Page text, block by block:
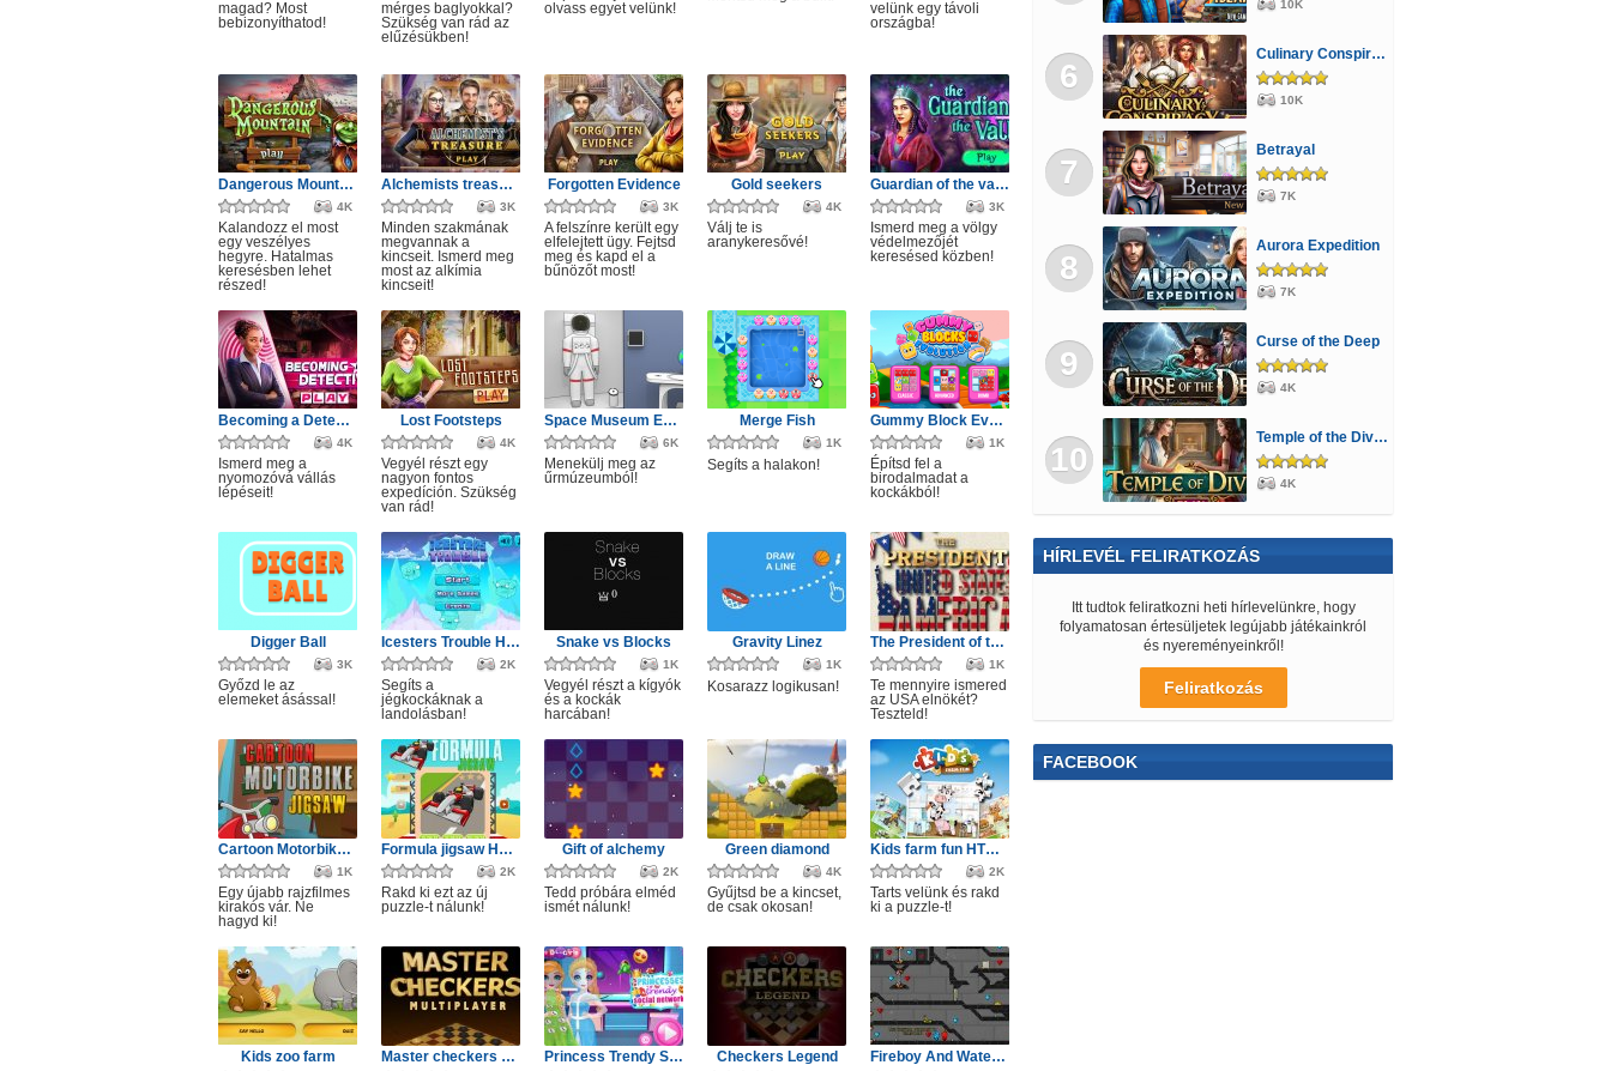
magad? Most
bebizonyíthatod!
mérges baglyokkal?
Szükség van rád az
elűzésükben!
olvass egyet velünk!
velünk egy távoli
országba!
Dangerous Mountain
4K
Kalandozz el most
egy veszélyes
hegyre. Hatalmas
keresésben lehet
részed!
Alchemists treasure
3K
Minden szakmának
megvannak a
kincseit. Ismerd meg
most az alkímia
kincseit!
Forgotten Evidence
3K
A felszínre került egy
elfelejtett ügy. Fejtsd
meg és kapd el a
bűnözőt most!
Gold seekers
4K
Válj te is
aranykeresővé!
Guardian of the valley
3K
Ismerd meg a völgy
védelmezőjét
keresésed közben!
Becoming a Detective
4K
Ismerd meg a
nyomozóvá vállás
lépéseit!
Lost Footsteps
4K
Vegyél részt egy
nagyon fontos
expedíción. Szükség
van rád!
Space Museum Escape
6K
Menekülj meg az
űrmúzeumból!
Merge Fish
1K
Segíts a halakon!
Gummy Block Evolution
1K
Építsd fel a
birodalmadat a
kockákból!
Digger Ball
3K
Győzd le az
elemeket ásással!
Icesters Trouble HTML
2K
Segíts a
jégkockáknak a
landolásban!
Snake vs Blocks
1K
Vegyél részt a kígyók
és a kockák
harcában!
Gravity Linez
1K
Kosarazz logikusan!
The President of the USA
1K
Te mennyire ismered
az USA elnökét?
Teszteld!
Cartoon Motorbike Jigsaw
1K
Egy újabb rajzfilmes
kirakós vár. Ne
hagyd ki!
Formula jigsaw HTML5
2K
Rakd ki ezt az új
puzzle-t nálunk!
Gift of alchemy
2K
Tedd próbára elméd
ismét nálunk!
Green diamond
4K
Gyűjtsd be a kincset,
de csak okosan!
Kids farm fun HTML5
2K
Tarts velünk és rakd
ki a puzzle-t!
Kids zoo farm Master checkers multiplayer Princess Trendy Social Networks Checkers Legend Fireboy And Watergirl 4
10K
6
Culinary Conspiracy
10K
7
Betrayal
7K
8
Aurora Expedition
7K
9
Curse of the Deep
4K
10
Temple of the Divine
4K
HÍRLEVÉL FELIRATKOZÁS
Itt tudtok feliratkozni heti hírlevelünkre, hogy
folyamatosan értesüljetek legújabb játékainkról
és nyereményeinkről!
Feliratkozás
FACEBOOK